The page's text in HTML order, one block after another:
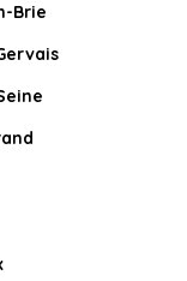
Brie